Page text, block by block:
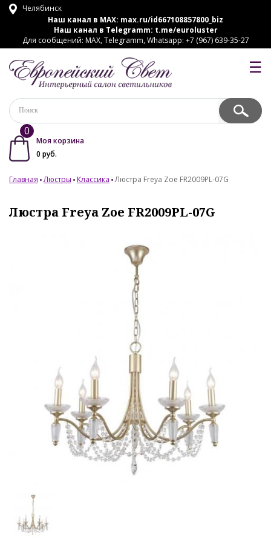
Челябинск
Наш канал в MAX: max.ru/id667108857800_biz
Наш канал в Telegramm: t.me/euroluster
Для сообщений: MAX, Telegramm, Whatsapp: +7 (967) 639-35-27
☰
0
Моя корзина
0 руб.
Главная Люстры Классика Люстра Freya Zoe FR2009PL-07G
Люстра Freya Zoe FR2009PL-07G